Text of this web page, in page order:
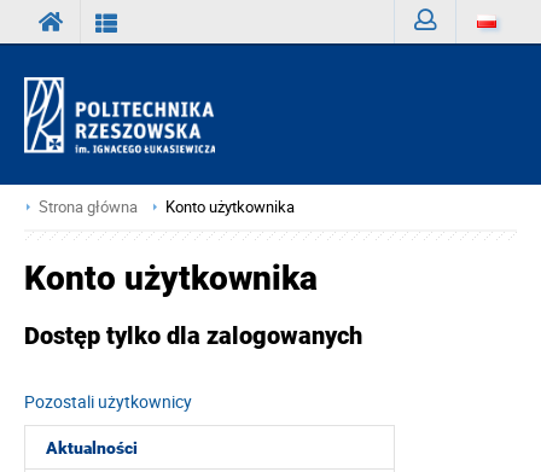
Strona główna Konto użytkownika
Aktualności
Konto użytkownika
Dostęp tylko dla zalogowanych
Pozostali użytkownicy